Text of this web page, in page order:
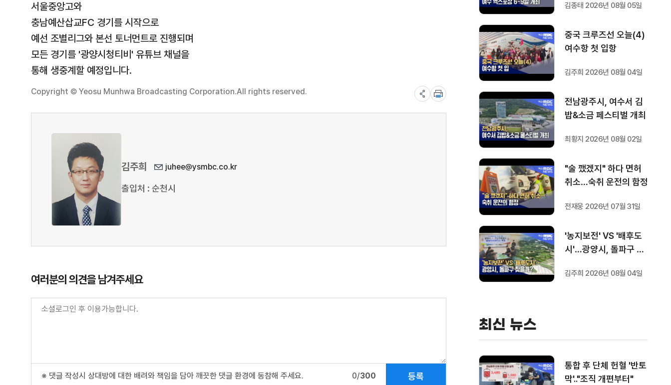
서울중앙고와
충남예산삽교FC 경기를 시작으로
예선 조별리그와 본선 토너먼트로 진행되며
모든 경기를 '광양시청티비' 유튜브 채널을
통해 생중계할 예정입니다.
Copyright © Yeosu Munhwa Broadcasting Corporation.All rights reserved.
김주희 juhee@ysmbc.co.kr
출입처 : 순천시
여러분의 의견을 남겨주세요
※ 댓글 작성시 상대방에 대한 배려와 책임을 담아 깨끗한 댓글 환경에 동참해 주세요. 0/300 등록
김종태 2026년 08월 05일
중국 크루즈선 오늘(4)
여수항 첫 입항
김주희 2026년 08월 04일
전남광주시, 여수서 김
밥&소금 페스티벌 개최
최황지 2026년 08월 02일
"술 깼겠지" 하다 면허
취소…숙취 운전의 함정
전재웅 2026년 07월 31일
'농지보전' VS '배후도
시'…광양시, 돌파구 찾
김주희 2026년 08월 04일
최신 뉴스
통합 후 단체 헌혈 '반토
막'.."조직 개편부터"